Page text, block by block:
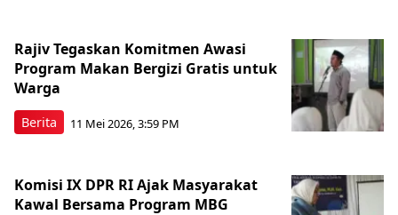
Berita
Rajiv Tegaskan Komitmen Awasi
Program Makan Bergizi Gratis untuk
Warga
11 Mei 2026, 3:59 PM
Komisi IX DPR RI Ajak Masyarakat
Kawal Bersama Program MBG